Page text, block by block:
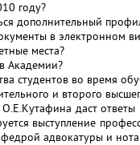
году?
дополнительный
в электронном
места?
Академии?
студентов во время
и второго
даст
выступление
адвокатуры и